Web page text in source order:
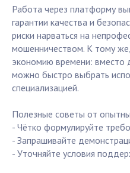
Работа через платформу
гарантии качества и
риски нарваться на
мошенничеством. К тому
экономию времени: вместо
можно быстро выбрать
специализацией.
Полезные советы от
- Чётко формулируйте
- Запрашивайте
- Уточняйте условия